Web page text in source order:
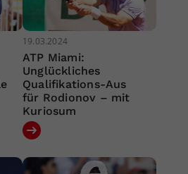
19.03.2024
ATP Miami:
Unglückliches
Qualifikations-Aus
für Rodionov – mit
Kuriosum